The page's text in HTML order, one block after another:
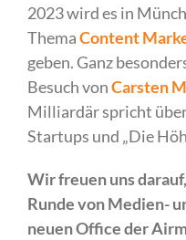
2023 wird es in
ThemaContent
geben. Ganz
Besuch vonCarsten
Milliardär spricht
Startups und „Die
Wir freuen uns
Runde von Medien-
neuen Office der